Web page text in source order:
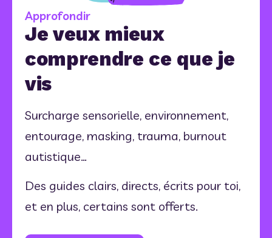
Approfondir
Je veux mieux
comprendre ce que je
vis
Surcharge sensorielle, environnement,
entourage, masking, trauma, burnout
autistique…
Des guides clairs, directs, écrits pour toi,
et en plus, certains sont offerts.